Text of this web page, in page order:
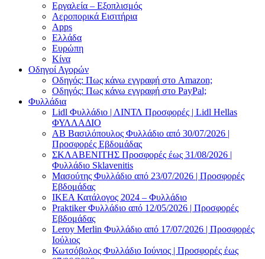
Εργαλεία – Εξοπλισμός
Αεροπορικά Εισιτήρια
Apps
Ελλάδα
Ευρώπη
Κίνα
Οδηγοί Αγορών
Οδηγός: Πως κάνω εγγραφή στο Amazon;
Οδηγός: Πως κάνω εγγραφή στο PayPal;
Φυλλάδια
Lidl Φυλλάδιο | ΛΙΝΤΛ Προσφορές | Lidl Hellas
ΦΥΛΛΑΔΙΟ
AB Βασιλόπουλος Φυλλάδιο από 30/07/2026 |
Προσφορές Εβδομάδας
ΣΚΛΑΒΕΝΙΤΗΣ Προσφορές έως 31/08/2026 |
Φυλλάδιο Sklavenitis
Μασούτης Φυλλάδιο από 23/07/2026 | Προσφορές
Εβδομάδας
ΙΚΕΑ Κατάλογος 2024 – Φυλλάδιο
Praktiker Φυλλάδιο από 12/05/2026 | Προσφορές
Εβδομάδας
Leroy Merlin Φυλλάδιο από 17/07/2026 | Προσφορές
Ιούλιος
Κωτσόβολος Φυλλάδιο Ιούνιος | Προσφορές έως